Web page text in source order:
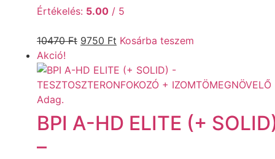
Értékelés: 5.00 / 5
10470Ft 9750 Ft Kosárba teszem
Akció!
BPI A-HD ELITE (+
–